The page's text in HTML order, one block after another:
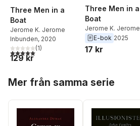
Three Men in a
Boat
Jerome K. Jerome
Inbunden, 2020
5,0utav 5 stjärnor. Totalt antal röster:
(1)
129 kr
Three Men in a
Boat
Jerome K. Jerome
E-bok 2025
17 kr
Mer från samma serie